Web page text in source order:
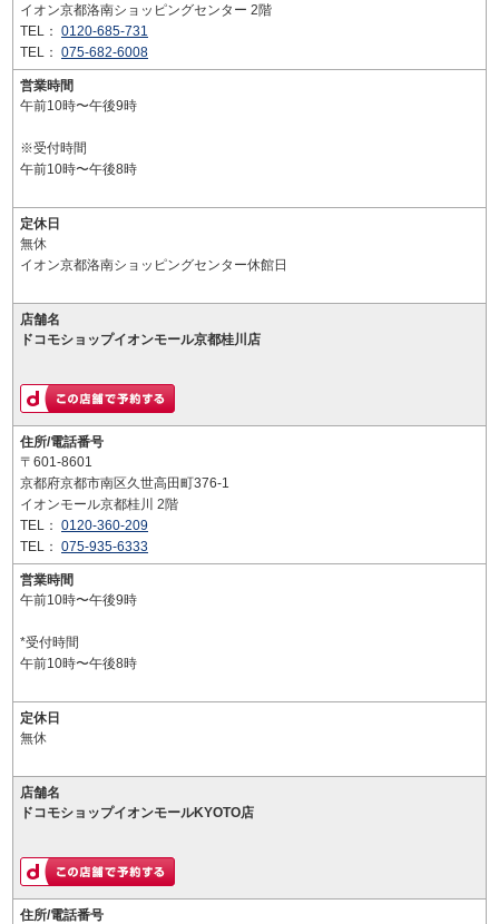
イオン京都洛南ショッピングセンター 2階
TEL： 0120-685-731
TEL： 075-682-6008
営業時間
午前10時〜午後9時
※受付時間
午前10時〜午後8時
定休日
無休
イオン京都洛南ショッピングセンター休館日
店舗名
ドコモショップイオンモール京都桂川店
住所/電話番号
〒601-8601
京都府京都市南区久世高田町376-1
イオンモール京都桂川 2階
TEL： 0120-360-209
TEL： 075-935-6333
営業時間
午前10時〜午後9時
*受付時間
午前10時〜午後8時
定休日
無休
店舗名
ドコモショップイオンモールKYOTO店
住所/電話番号